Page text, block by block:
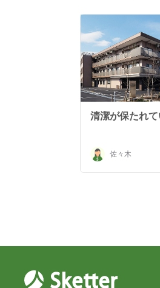
清潔が保たれ
佐々木